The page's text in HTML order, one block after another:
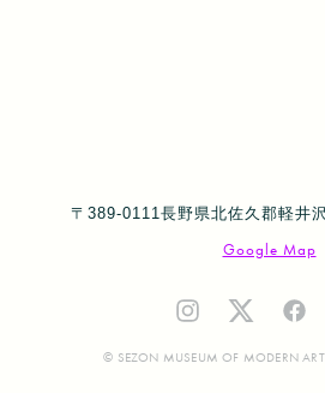
〒389-0111長野県北佐久郡軽井
Google Map
© SEZON MUSEUM OF MODERN ART